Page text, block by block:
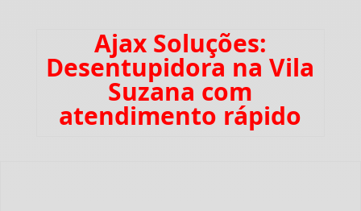
Ajax Soluções:
Desentupidora na Vila
Suzana com
atendimento rápido